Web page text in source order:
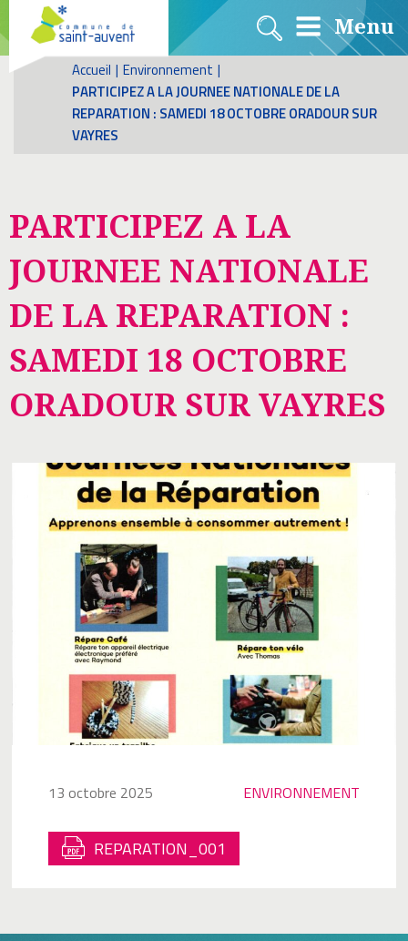
Menu
Accueil | Environnement |
PARTICIPEZ A LA JOURNEE NATIONALE DE LA
REPARATION : SAMEDI 18 OCTOBRE ORADOUR SUR
VAYRES
PARTICIPEZ A LA
JOURNEE NATIONALE
DE LA REPARATION :
SAMEDI 18 OCTOBRE
ORADOUR SUR VAYRES
13 octobre 2025 ENVIRONNEMENT
REPARATION_001